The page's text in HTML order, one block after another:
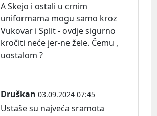
A Skejo i ostali u crnim
uniformama mogu samo kroz
Vukovar i Split - ovdje sigurno
kročiti neće jer-ne žele. Čemu ,
uostalom ?
Druškan 03.09.2024 07:45
Ustaše su najveća sramota